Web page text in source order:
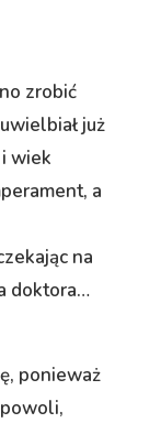
zrobić
już
wiek
a
na
doktora…
ponieważ